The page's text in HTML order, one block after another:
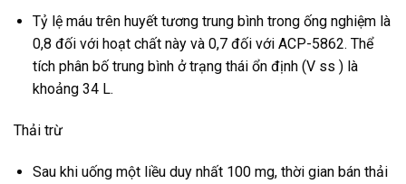
Tỷ lệ máu trên huyết tương trung bình trong ống nghiệm là
0,8 đối với hoạt chất này và 0,7 đối với ACP-5862. Thể
tích phân bố trung bình ở trạng thái ổn định (V ss ) là
khoảng 34 L.
Thải trừ
Sau khi uống một liều duy nhất 100 mg, thời gian bán thải